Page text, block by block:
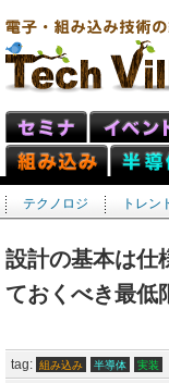
テクノロジ トレン
設計の基本は
ておくべき最低
tag: 組み込み 半導体 実装